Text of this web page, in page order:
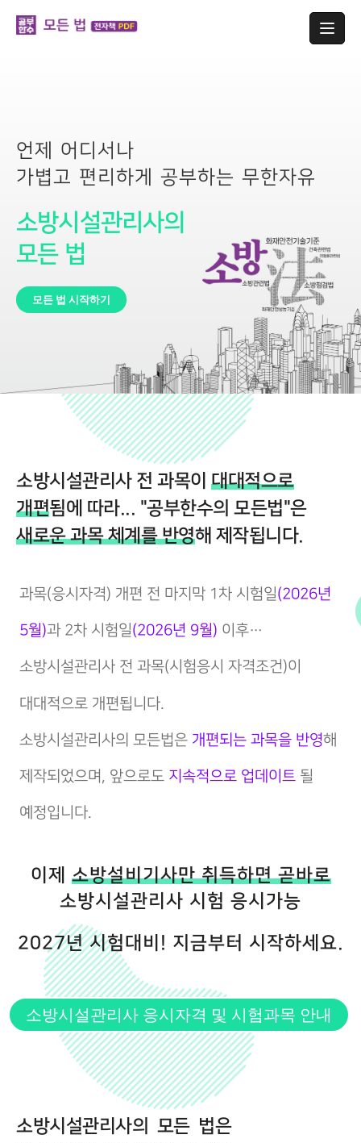
언제 어디서나
가볍고 편리하게 공부하는 무한자유
소방시설관리사의
모든 법
모든 법 시작하기
소방시설관리사 전 과목이 대대적으로
개편됨에 따라... "공부한수의 모든법"은
새로운 과목 체계를 반영해 제작됩니다.
과목(응시자격) 개편 전 마지막 1차 시험일(2026년
5월)과 2차 시험일(2026년 9월) 이후…
소방시설관리사 전 과목(시험응시 자격조건)이
대대적으로 개편됩니다.
소방시설관리사의 모든법은 개편되는 과목을 반영해
제작되었으며, 앞으로도 지속적으로 업데이트 될
예정입니다.
이제 소방설비기사만 취득하면 곧바로
소방시설관리사 시험 응시가능
2027년 시험대비! 지금부터 시작하세요.
소방시설관리사 응시자격 및 시험과목 안내
소방시설관리사의 모든 법은